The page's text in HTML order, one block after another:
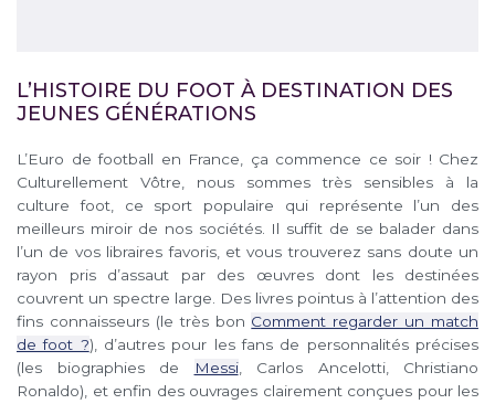
L’HISTOIRE DU FOOT À DESTINATION DES
JEUNES GÉNÉRATIONS
L’Euro de football en France, ça commence ce soir ! Chez
Culturellement Vôtre, nous sommes très sensibles à la
culture foot, ce sport populaire qui représente l’un des
meilleurs miroir de nos sociétés. Il suffit de se balader dans
l’un de vos libraires favoris, et vous trouverez sans doute un
rayon pris d’assaut par des œuvres dont les destinées
couvrent un spectre large. Des livres pointus à l’attention des
fins connaisseurs (le très bon Comment regarder un match
de foot ?), d’autres pour les fans de personnalités précises
(les biographies de
Messi, Carlos Ancelotti, Christiano
Ronaldo), et enfin des ouvrages clairement conçues pour les